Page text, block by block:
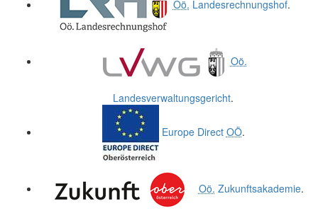
Oö. Landesrechnungshof.
Oö.
Landesverwaltungsgericht.
Europe Direct OÖ.
Oö. Zukunftsakademie.